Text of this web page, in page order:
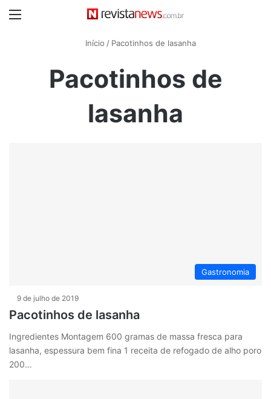
Início / Pacotinhos de lasanha
Pacotinhos de
lasanha
Gastronomia
9 de julho de 2019
Pacotinhos de lasanha
Ingredientes Montagem 600 gramas de massa fresca para
lasanha, espessura bem fina 1 receita de refogado de alho poro
200…